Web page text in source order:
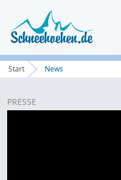
Start News
PRESSE